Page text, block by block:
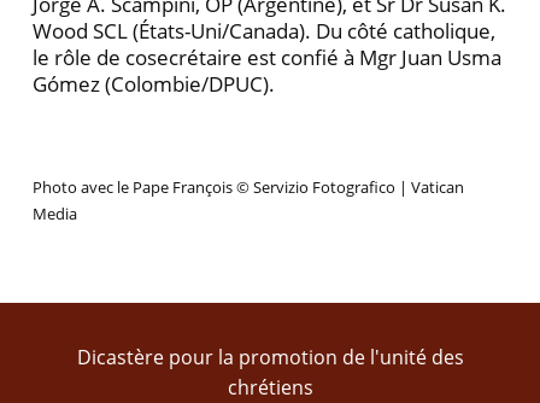
Wood SCL (États-Uni/Canada). Du côté catholique,
le rôle de cosecrétaire est confié à Mgr Juan Usma
Gómez (Colombie/DPUC).
Photo avec le Pape François © Servizio Fotografico | Vatican
Media
Dicastère pour la promotion de l'unité des
chrétiens